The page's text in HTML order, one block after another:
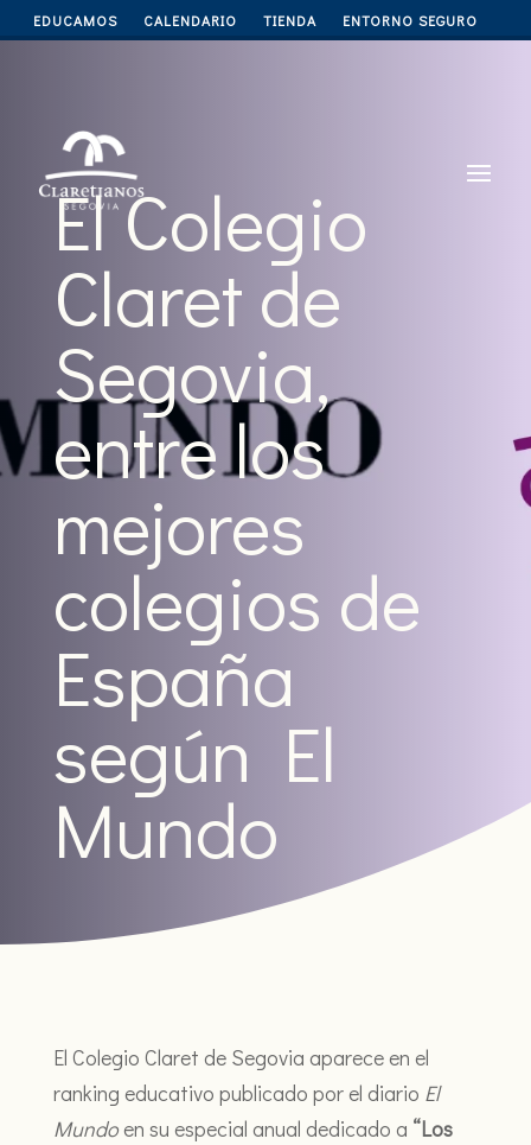
EDUCAMOS CALENDARIO TIENDA ENTORNO SEGURO
El Colegio
Claret de
Segovia,
entre los
mejores
colegios de
España
según El
Mundo
El Colegio Claret de Segovia aparece en el
ranking educativo publicado por el diario El
Mundoen su especial anual dedicado a “Los